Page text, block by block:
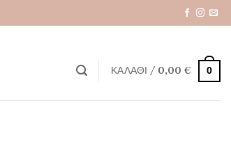
ΚΑΛΆΘΙ / 0,00€ 0